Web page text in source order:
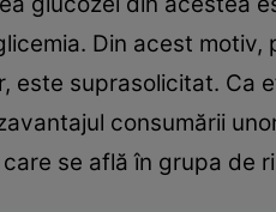
Din acest
este suprasolicitat.
consumării
se află în grupa de